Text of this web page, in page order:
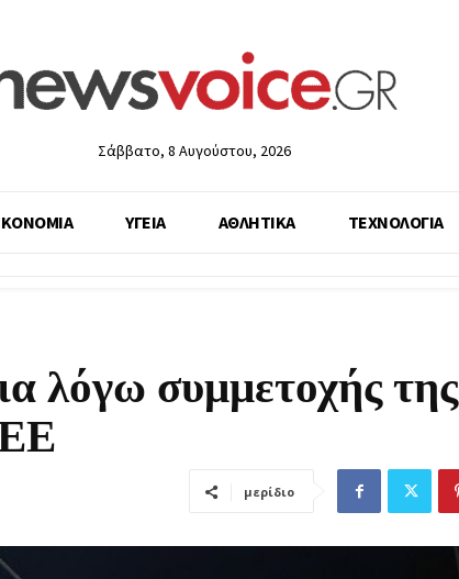
Σάββατο, 8 Αυγούστου, 2026
ΥΓΕΙΑ ΑΘΛΗΤΙΚΑ ΤΕΧΝΟΛΟΓΙΑ
λόγω συμμετοχής της
μερίδιο